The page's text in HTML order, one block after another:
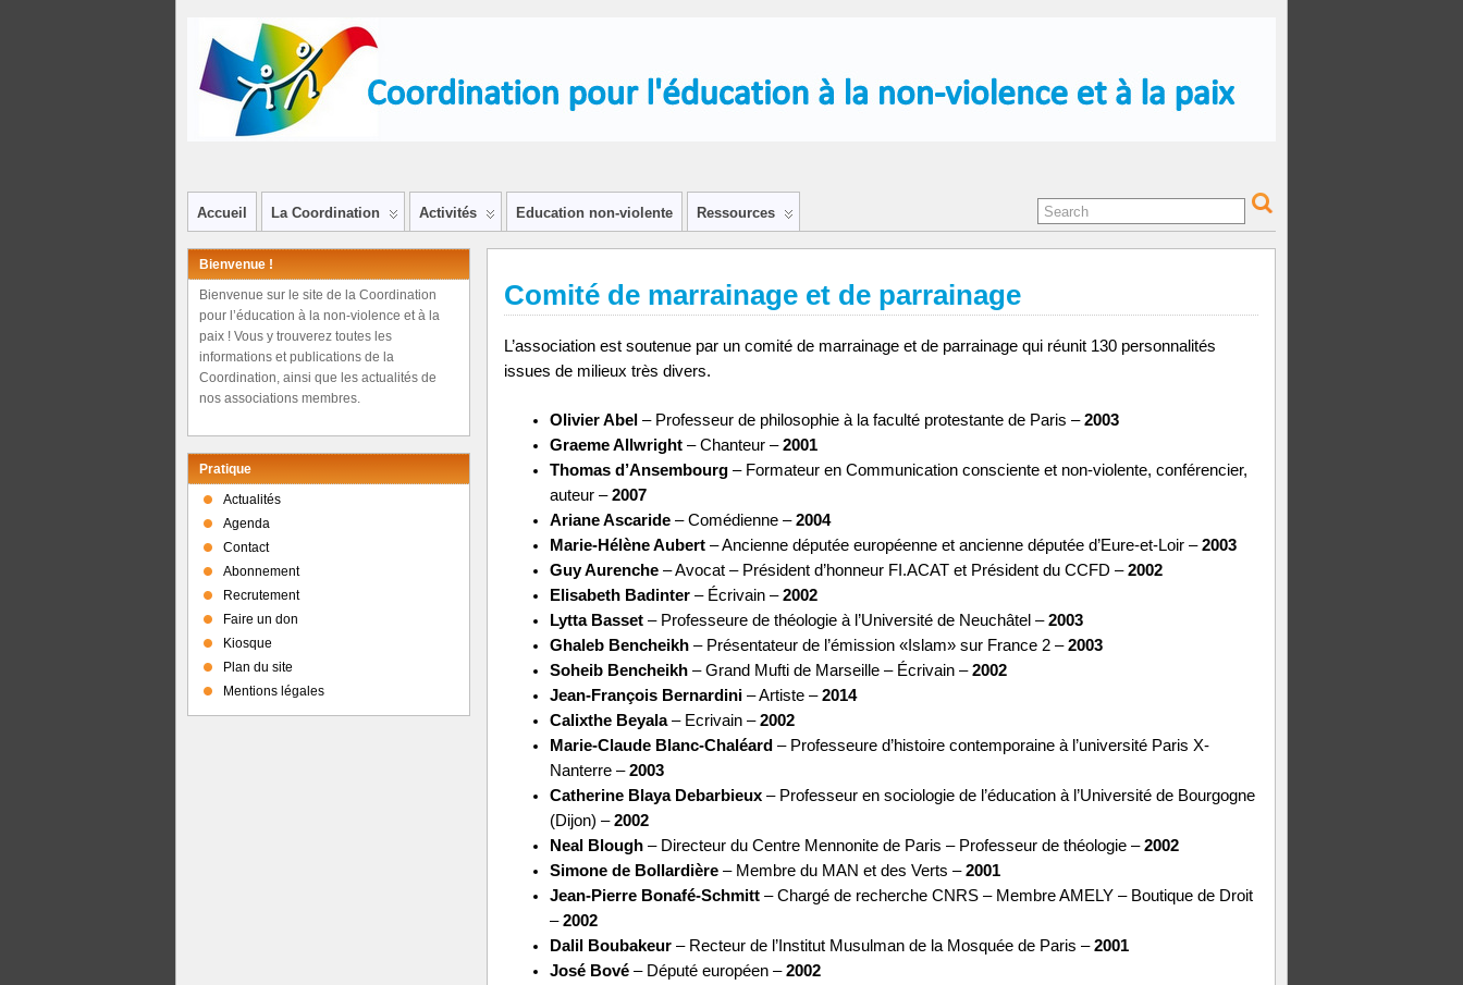
Accueil La Coordination Activités Education non-violente Ressources
Comité de marrainage et de parrainage
L’association est soutenue par un comité de marrainage et de parrainage qui réunit 130 personnalités
issues de milieux très divers.
Olivier Abel – Professeur de philosophie à la faculté protestante de Paris –2003
Graeme Allwright – Chanteur –2001
Thomas d’Ansembourg – Formateur en Communication consciente et non-violente, conférencier,
auteur –2007
Ariane Ascaride – Comédienne –2004
Marie-Hélène Aubert – Ancienne députée européenne et ancienne députée d’Eure-et-Loir –2003
Guy Aurenche – Avocat – Président d’honneur FI.ACAT et Président du CCFD –2002
Elisabeth Badinter – Écrivain –2002
Lytta Basset – Professeure de théologie à l’Université de Neuchâtel –2003
Ghaleb Bencheikh – Présentateur de l’émission «Islam» sur France 2 –2003
Soheib Bencheikh – Grand Mufti de Marseille – Écrivain –2002
Jean-François Bernardini – Artiste –2014
Calixthe Beyala– Ecrivain –2002
Marie-Claude Blanc-Chaléard – Professeure d’histoire contemporaine à l’université Paris X-
Nanterre –2003
Catherine Blaya Debarbieux – Professeur en sociologie de l’éducation à l’Université de Bourgogne
(Dijon) –2002
Neal Blough – Directeur du Centre Mennonite de Paris – Professeur de théologie –2002
Simone de Bollardière – Membre du MAN et des Verts –2001
Jean-Pierre Bonafé-Schmitt – Chargé de recherche CNRS – Membre AMELY – Boutique de Droit
–2002
Dalil Boubakeur – Recteur de l’Institut Musulman de la Mosquée de Paris –2001
José Bové – Député européen –2002
Bienvenue !
Bienvenue sur le site de la Coordination
pour l’éducation à la non-violence et à la
paix ! Vous y trouverez toutes les
informations et publications de la
Coordination, ainsi que les actualités de
nos associations membres.
Pratique
Actualités
Agenda
Contact
Abonnement
Recrutement
Faire un don
Kiosque
Plan du site
Mentions légales